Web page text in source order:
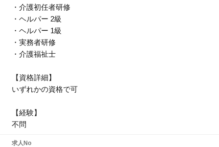
・介護初任者研修
・ヘルパー 2級
・ヘルパー 1級
・実務者研修
・介護福祉士
【資格詳細】
いずれかの資格で可
【経験】
不問
求人No